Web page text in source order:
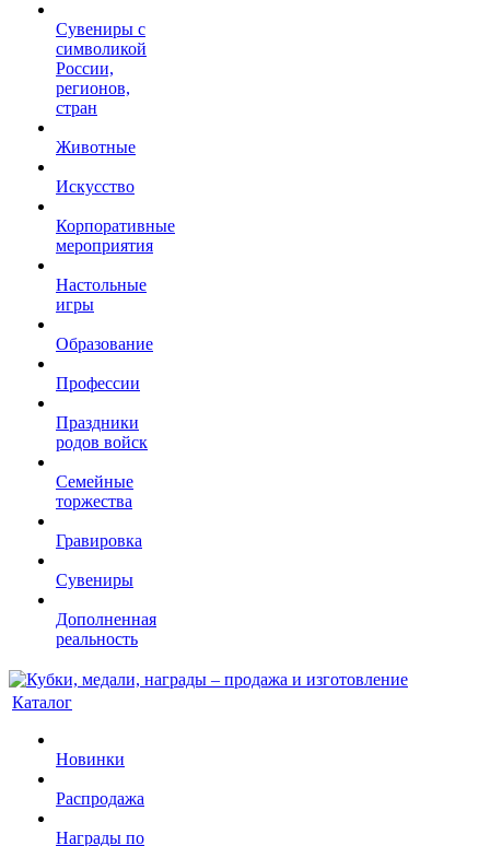
Сувениры с
символикой
России,
регионов,
стран
Животные
Искусство
Корпоративные
мероприятия
Настольные
игры
Образование
Профессии
Праздники
родов войск
Семейные
торжества
Гравировка
Сувениры
Дополненная
реальность
Каталог
Новинки
Распродажа
Награды по